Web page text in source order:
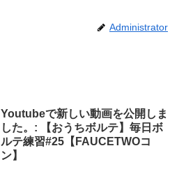
Administrator
Youtubeで新しい動画を公開しま
した。: 【おうちボルテ】毎日ボ
ルテ練習#25【FAUCETWOコ
ン】